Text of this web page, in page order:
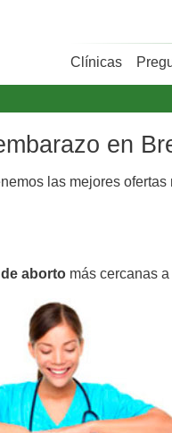
Clínicas
en
las mejores ofertas
aborto más cercanas